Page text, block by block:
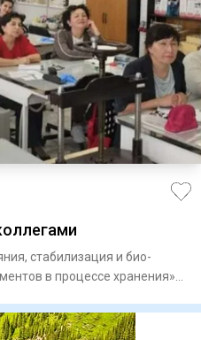
стабилизация и био­
в процессе хранения»